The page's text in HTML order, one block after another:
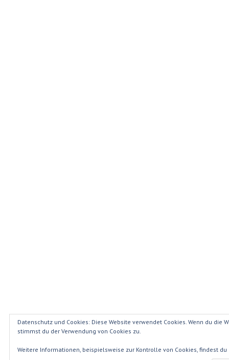
Datenschutz und Cookies: Diese Website verwendet Cookies. Wenn du die
stimmst du der Verwendung von Cookies zu.
Weitere Informationen, beispielsweise zur Kontrolle von Cookies, findest